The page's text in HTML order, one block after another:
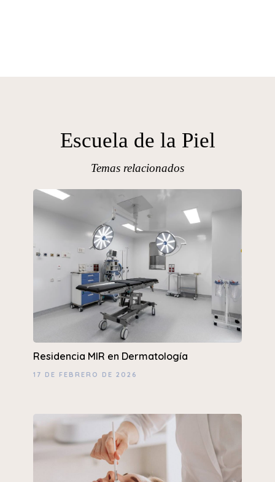
Escuela de la Piel
Temas relacionados
Residencia MIR en Dermatología
17 DE FEBRERO DE 2026